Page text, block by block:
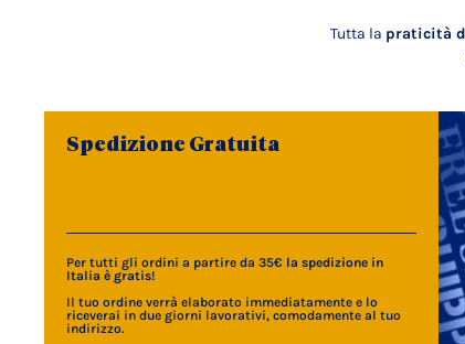
Tutta la praticità
Spedizione Gratuita
Per tutti gli ordini a partire da 35€ la spedizione in
Italia è gratis!
Il tuo ordine verrà elaborato immediatamente e lo
riceverai in due giorni lavorativi, comodamente al tuo
indirizzo.